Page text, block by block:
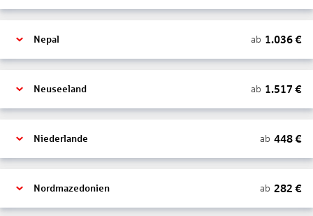
Nepal ab 1.036€
Neuseeland ab 1.517 €
Niederlande ab 448€
Nordmazedonien ab 282 €